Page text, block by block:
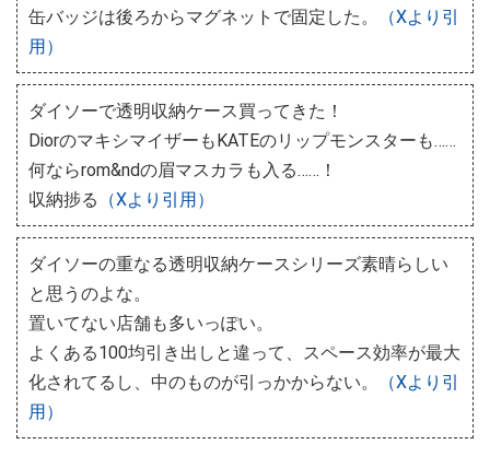
缶バッジは後ろからマグネットで固定した。
（Xより引
用）
ダイソーで透明収納ケース買ってきた！
DiorのマキシマイザーもKATEのリップモンスターも……
何ならrom&ndの眉マスカラも入る……！
収納捗る
（Xより引用）
ダイソーの重なる透明収納ケースシリーズ素晴らしい
と思うのよな。
置いてない店舗も多いっぽい。
よくある100均引き出しと違って、スペース効率が最大
化されてるし、中のものが引っかからない。
（Xより引
用）